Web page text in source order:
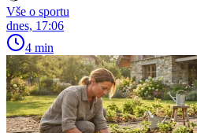
Vše o sportu
dnes, 17:06
4 min